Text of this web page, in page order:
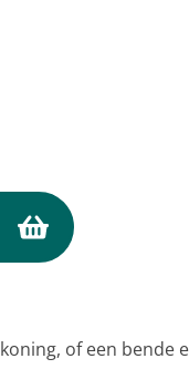
of een bende